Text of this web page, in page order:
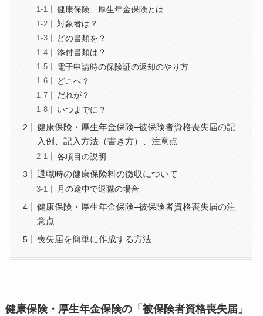
健康保険、厚生年金保険とは
対象者は？
どの書類を？
添付書類は？
電子申請時の保険証の返却のやり方
どこへ？
だれが？
いつまでに？
健康保険・厚生年金保険–被保険者資格喪失届の記
入例、記入方法（書き方）、注意点
各項目の説明
退職時の健康保険料の徴収について
月の途中で退職の場合
健康保険・厚生年金保険–被保険者資格喪失届の注
意点
喪失届を簡単に作成する方法
健康保険・厚生年金保険の「被保険者資格喪失届」